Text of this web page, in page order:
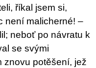
říkal jsem si,
není malicherné! –
neboť po návratu k
se svými
znovu potěšení, jež